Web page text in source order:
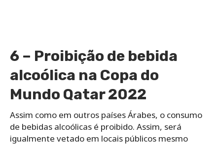
6 – Proibição de bebida
alcoólica na Copa do
Mundo Qatar 2022
Assim como em outros países Árabes, o consumo
de bebidas alcoólicas é proibido. Assim, será
igualmente vetado em locais públicos mesmo